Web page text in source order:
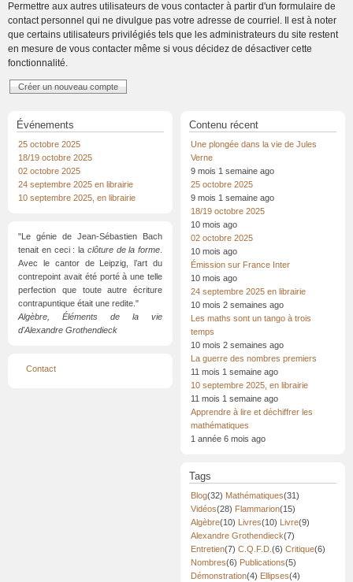
Permettre aux autres utilisateurs de vous contacter à partir d'un formulaire de
contact personnel qui ne divulgue pas votre adresse de courriel. Il est à noter
que certains utilisateurs privilégiés tels que les administrateurs du site restent
en mesure de vous contacter même si vous décidez de désactiver cette
fonctionnalité.
Événements
25 octobre 2025
18/19 octobre 2025
02 octobre 2025
24 septembre 2025 en librairie
10 septembre 2025, en librairie
"Le génie de Jean-Sébastien Bach
tenait en ceci : la clôture de la forme
Avec le cantor de Leipzig, l’art du
contrepoint avait été porté à une telle
perfection que toute autre écriture
contrapuntique était une redite."
Algèbre, Éléments de la vie
d'Alexandre Grothendieck
Menu
Contact
Contenu récent
Une plongée dans la vie de Jules
Verne
9 mois 1 semaine ago
25 octobre 2025
9 mois 1 semaine ago
18/19 octobre 2025
10 mois ago
02 octobre 2025
10 mois ago
Émission sur France Inter
10 mois ago
24 septembre 2025 en librairie
10 mois 2 semaines ago
Les maths sont un tango à trois
temps
10 mois 2 semaines ago
La guerre des nombres premiers
11 mois 1 semaine ago
10 septembre 2025, en librairie
11 mois 1 semaine ago
Apprendre à lire et déchiffrer les
mathématiques
1 année 6 mois ago
Tags
Blog(32) Mathématiques(31)
Vidéos(28) Flammarion(15)
Algèbre(10) Livres(10) Livre(9)
Alexandre Grothendieck(7)
Entretien(7) C.Q.F.D. (6) Critique(6)
Nombres(6) Publications(5)
Démonstration(4) Ellipses(4)